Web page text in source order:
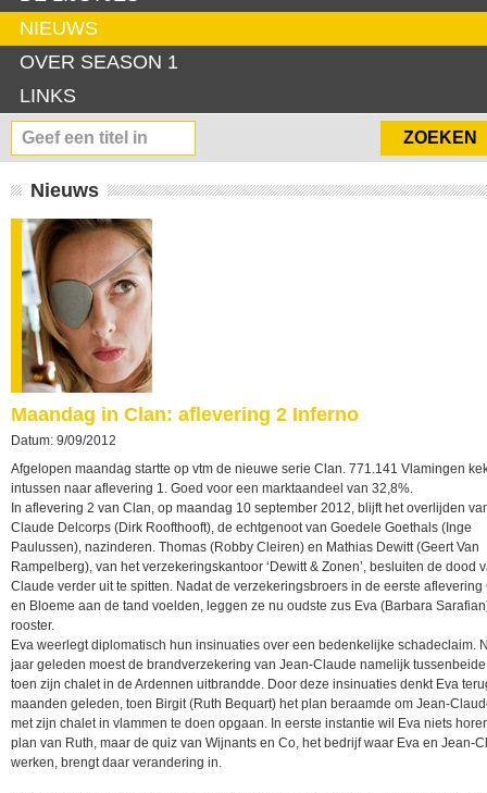
NIEUWS
OVER SEASON 1
LINKS
Nieuws
Maandag in Clan: aflevering 2 Inferno
Datum: 9/09/2012
Afgelopen maandag startte op vtm de nieuwe serie Clan. 771.141 Vlamingen
intussen naar aflevering 1. Goed voor een marktaandeel van 32,8%.
In aflevering 2 van Clan, op maandag 10 september 2012, blijft het overlijden
Claude Delcorps (Dirk Roofthooft), de echtgenoot van Goedele Goethals (Inge
Paulussen), nazinderen. Thomas (Robby Cleiren) en Mathias Dewitt (Geert Van
Rampelberg), van het verzekeringskantoor ‘Dewitt & Zonen’, besluiten de dood
Claude verder uit te spitten. Nadat de verzekeringsbroers in de eerste aflevering
en Bloeme aan de tand voelden, leggen ze nu oudste zus Eva (Barbara
rooster.
Eva weerlegt diplomatisch hun insinuaties over een bedenkelijke schadeclaim.
jaar geleden moest de brandverzekering van Jean-Claude namelijk
toen zijn chalet in de Ardennen uitbrandde. Door deze insinuaties denkt Eva
maanden geleden, toen Birgit (Ruth Bequart) het plan beraamde om Jean-
met zijn chalet in vlammen te doen opgaan. In eerste instantie wil Eva niets
plan van Ruth, maar de quiz van Wijnants en Co, het bedrijf waar Eva en Jean-
werken, brengt daar verandering in.